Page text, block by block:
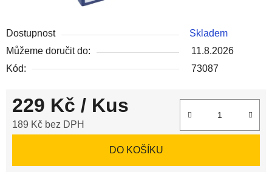
Dostupnost
Skladem
Můžeme doručit do:
11.8.2026
Kód:
73087
229 Kč / Kus
189 Kč bez DPH
DO KOŠÍKU